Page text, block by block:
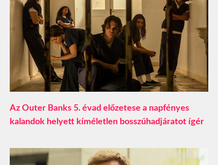
Az Outer Banks 5. évad előzetese a napfényes
kalandok helyett kíméletlen bosszúhadjáratot ígér